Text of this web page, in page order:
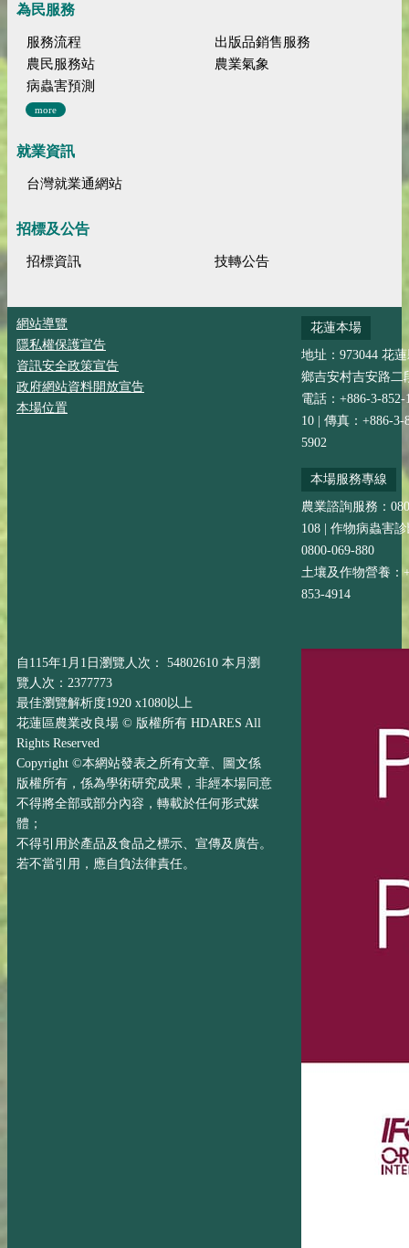
為民服務
服務流程
出版品銷售服務
農民服務站
農業氣象
病蟲害預測
more
就業資訊
台灣就業通網站
招標及公告
招標資訊 技轉公告
網站導覽
隱私權保護宣告
資訊安全政策宣告
政府網站資料開放宣告
本場位置
花蓮本場
地址：973044 花
鄉吉安村吉安路二
電話：+886-3-852-
10 | 傳真：+886-3-
5902
本場服務專線
農業諮詢服務：
108 | 作物病蟲害
0800-069-880
土壤及作物營養：
853-4914
自115年1月1日瀏覽人次： 54802610 本月瀏
覽人次：2377773
最佳瀏覽解析度1920 x1080以上
花蓮區農業改良場 © 版權所有 HDARES All
Rights Reserved
Copyright ©本網站發表之所有文章、圖文係
版權所有，係為學術研究成果，非經本場同意
不得將全部或部分內容，轉載於任何形式媒
體；
不得引用於產品及食品之標示、宣傳及廣告。
若不當引用，應自負法律責任。